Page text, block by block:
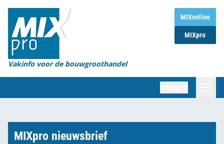
MIXonline
MIXpro
Vakinfo voor de bouwgroothandel
Home
Magazines
Organisaties
Marktcijfers
MIXpro nieuwsbrief